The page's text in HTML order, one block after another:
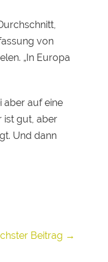
von
„In Europa
aber auf eine
ist gut, aber
Und dann
Beitrag →